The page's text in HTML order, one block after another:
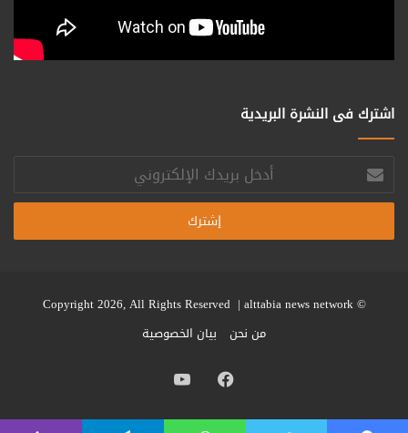
اشترك فى النشرة البريدية
أدخل
بريدك
الإلكتروني
© Copyright 2026, All Rights Reserved |
alttabia news network
من نحن
بيان الخصوصية
فيسبوك